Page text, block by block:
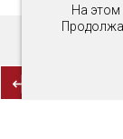
На этом